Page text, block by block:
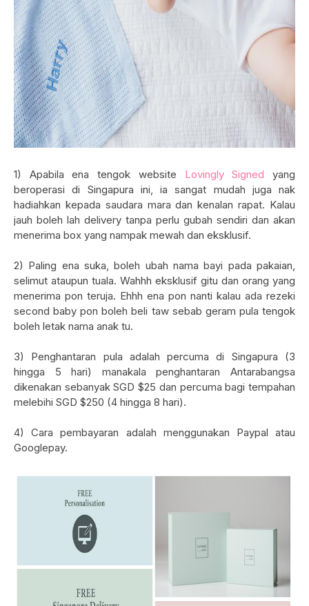
1) Apabila ena tengok website Lovingly Signed yang
beroperasi di Singapura ini, ia sangat mudah juga nak
hadiahkan kepada saudara mara dan kenalan rapat. Kalau
jauh boleh lah delivery tanpa perlu gubah sendiri dan akan
menerima box yang nampak mewah dan eksklusif.
2) Paling ena suka, boleh ubah nama bayi pada pakaian,
selimut ataupun tuala. Wahhh eksklusif gitu dan orang yang
menerima pon teruja. Ehhh ena pon nanti kalau ada rezeki
second baby pon boleh beli taw sebab geram pula tengok
boleh letak nama anak tu.
3) Penghantaran pula adalah percuma di Singapura (3
hingga 5 hari) manakala penghantaran Antarabangsa
dikenakan sebanyak SGD $25 dan percuma bagi tempahan
melebihi SGD $250 (4 hingga 8 hari).
4) Cara pembayaran adalah menggunakan Paypal atau
Googlepay.